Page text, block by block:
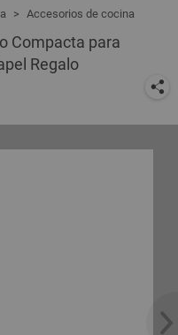
Accesorios de cocina
Compacta para
Regalo